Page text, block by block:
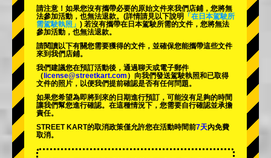
東京淺草 大阪
沖繩
請注意！如果您沒有攜帶必要的原始文件來我們店鋪，您將無
法參加活動，也無法退款。 (詳情請見以下說明
「在日本駕駛所
需駕駛執照」 ) 若沒有攜帶在日本駕駛所需的文件，您將無法
參加活動，也無法退款。
請閱讀以下有關您需要獲得的文件，並確保您能攜帶這些文件
來到我們店鋪。
我們建議您在預訂活動後，通過聊天或電子郵件
（ license@streetkart.com ）向我們發送駕駛執照和已取得
文件的照片，以便我們提前確認是否有任何問題。
如果您希望為即將到來的日期進行預訂，可能沒有足夠的時間
讓我們幫您進行確認。在這種情況下，您需要自行確認並承擔
責任。
STREET KART的取消政策僅允許您在活動時間前7天內免費
取消。